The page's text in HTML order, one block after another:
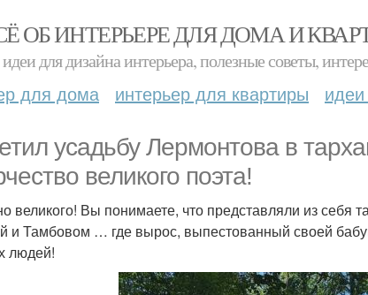
ОБ ИНТЕРЬЕРЕ ДЛЯ ДОМА И
для дизайна интерьера, полезные советы,
для дома интерьер для квартиры
усадьбу Лермонтова в
великого поэта!
великого! Вы понимаете, что представляли из себя
и Тамбовом … где вырос, выпестованный своей
людей!